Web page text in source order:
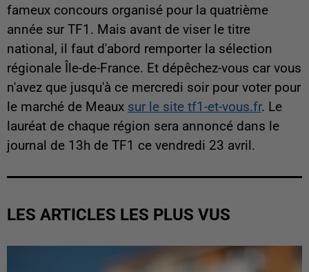
fameux concours organisé pour la quatrième
année sur TF1. Mais avant de viser le titre
national, il faut d'abord remporter la sélection
régionale Île-de-France. Et dépêchez-vous car vous
n'avez que jusqu'à ce mercredi soir pour voter pour
le marché de Meaux sur le site tf1-et-vous.fr. Le
lauréat de chaque région sera annoncé dans le
journal de 13h de TF1 ce vendredi 23 avril.
LES ARTICLES LES PLUS VUS